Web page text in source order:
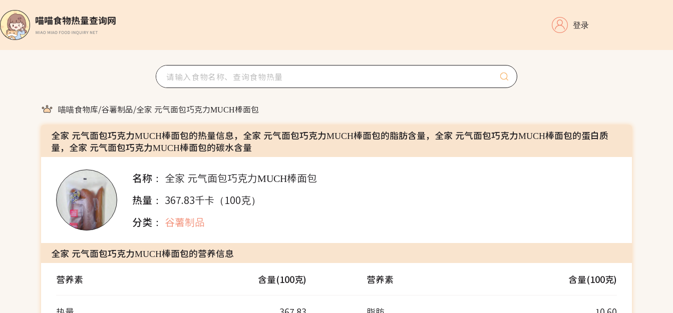
登录
喵喵食物库/谷薯制品/全家 元气面包巧克力MUCH棒面包
全家 元气面包巧克力MUCH棒面包的热量信息，全家 元气面包巧克力MUCH棒面包的脂肪含量，全家 元气面包巧克力MUCH棒面包的蛋白质
量，全家 元气面包巧克力MUCH棒面包的碳水含量
名称： 全家 元气面包巧克力MUCH棒面包
热量： 367.83千卡（100克）
分类： 谷薯制品
全家 元气面包巧克力MUCH棒面包的营养信息
营养素
含量(100克) 营养素 含量(100克)